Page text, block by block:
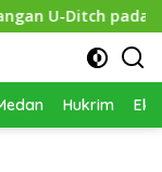
pada 2027
Hukrim